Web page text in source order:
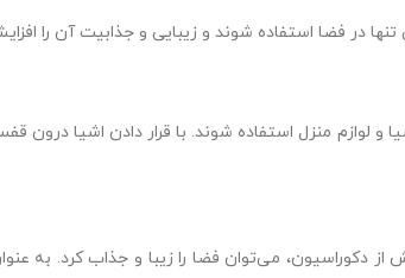
لوازم منزل استفاده شوند. با قرار دادن اشیا درون
دکوراسیون، می‌توان فضا را زیبا و جذاب کرد. به